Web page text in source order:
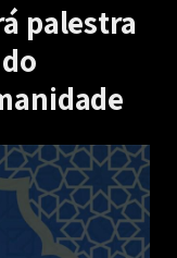
palestra